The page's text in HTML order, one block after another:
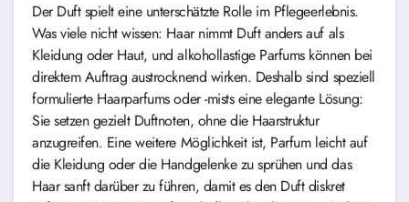
Der Duft spielt eine unterschätzte Rolle im Pflegeerlebnis.
Was viele nicht wissen: Haar nimmt Duft anders auf als
Kleidung oder Haut, und alkohollastige Parfums können bei
direktem Auftrag austrocknend wirken. Deshalb sind speziell
formulierte Haarparfums oder -mists eine elegante Lösung:
Sie setzen gezielt Duftnoten, ohne die Haarstruktur
anzugreifen. Eine weitere Möglichkeit ist, Parfum leicht auf
die Kleidung oder die Handgelenke zu sprühen und das
Haar sanft darüber zu führen, damit es den Duft diskret